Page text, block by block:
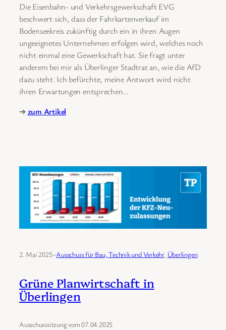
Die Eisenbahn- und Verkehrsgewerkschaft EVG
beschwert sich, dass der Fahrkartenverkauf im
Bodenseekreis zukünftig durch ein in ihren Augen
ungeeignetes Unternehmen erfolgen wird, welches noch
nicht einmal eine Gewerkschaft hat. Sie fragt unter
anderem bei mir als Überlinger Stadtrat an, wie die AfD
dazu steht. Ich befürchte, meine Antwort wird nicht
ihren Erwartungen entsprechen…
➔zum Artikel
2. Mai 2025–Ausschuss für Bau, Technik und Verkehr, Überlingen
Grüne Planwirtschaft in
Überlingen
Ausschusssitzung vom 07.04.2025